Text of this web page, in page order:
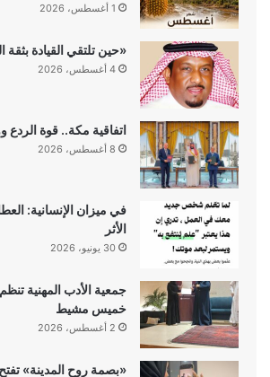
1 أغسطس، 2026
«حين تلتقي القيادة
4 أغسطس، 2026
اتفاقية مكة.. قوة
8 أغسطس، 2026
في ميزان الإنسانية:
الأثر
30 يونيو، 2026
جمعية الأدب المهنية
خميس مشيط
2 أغسطس، 2026
«بصمة روح المدينة»